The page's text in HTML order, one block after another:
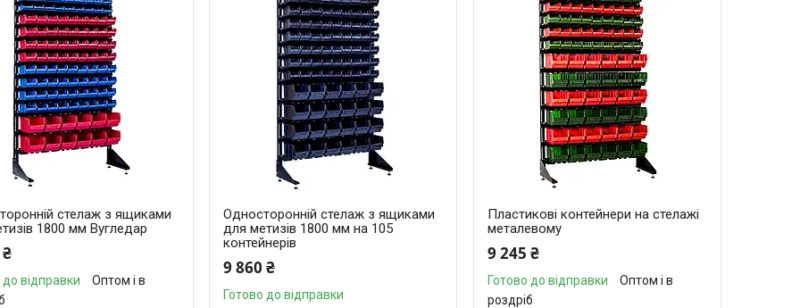
стелаж з ящиками
1800 мм Вугледар
до відправки
Оптом і в
Односторонній стелаж з ящиками
для метизів 1800 мм на 105
контейнерів
9 860 ₴
Готово до відправки
Пластикові контейнери на стелажі
металевому
9 245 ₴
Готово до відправки
Оптом і в
роздріб